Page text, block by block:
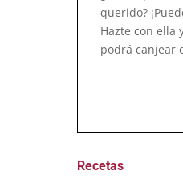
querido?
Hazte con ella
podrá canjear
Recetas